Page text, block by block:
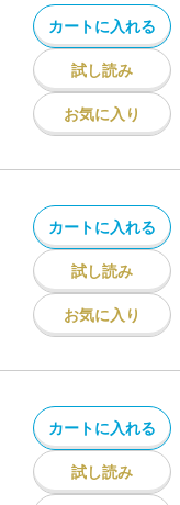
カートに入れる
試し読み
お気に入り
カートに入れる
試し読み
お気に入り
カートに入れる
試し読み